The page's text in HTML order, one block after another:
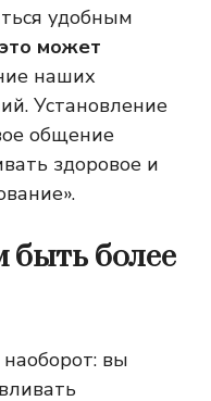
удобным
может
наших
Установление
общение
здоровое и
быть более
вы